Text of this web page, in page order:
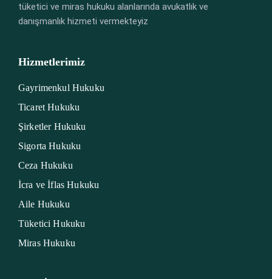
tüketici ve miras hukuku alanlarında avukatlık ve
danışmanlık hizmeti vermekteyiz
Hizmetlerimiz
Gayrimenkul Hukuku
Ticaret Hukuku
Şirketler Hukuku
Sigorta Hukuku
Ceza Hukuku
İcra ve İflas Hukuku
Aile Hukuku
Tüketici Hukuku
Miras Hukuku